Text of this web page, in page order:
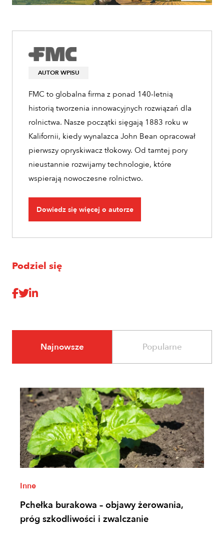
AUTOR WPISU
FMC to globalna firma z ponad 140-letnią
historią tworzenia innowacyjnych rozwiązań dla
rolnictwa. Nasze początki sięgają 1883 roku w
Kalifornii, kiedy wynalazca John Bean opracował
pierwszy opryskiwacz tłokowy. Od tamtej pory
nieustannie rozwijamy technologie, które
wspierają nowoczesne rolnictwo.
Dowiedz się więcej o autorze
Podziel się
Najnowsze Popularne
Inne
Pchełka burakowa – objawy żerowania,
próg szkodliwości i zwalczanie